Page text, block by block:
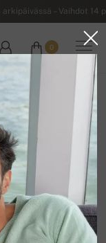
– Vaihdot
0